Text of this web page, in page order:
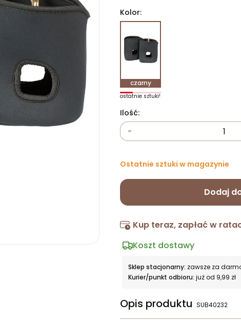
Kolor:
czarny
ostatnie sztuki!
Ilość:
-
Ostatnie sztuki w magazynie
Dodaj
Kup teraz, zapłać w
Koszt dostawy
Sklep stacjonarny: zawsze za
Kurier/punkt odbioru: już od 9,99 zł
Opis produktu SUB40232